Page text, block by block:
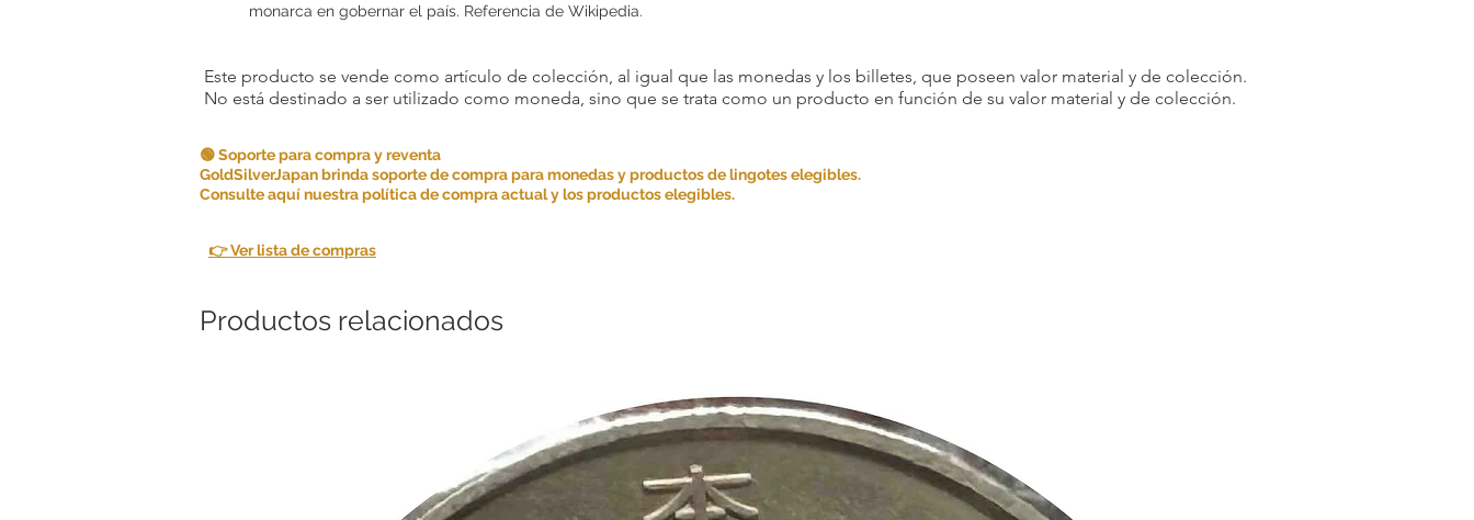
monarca en gobernar el país. Referencia de Wikipedia.
decisión.
Agradecemos su comprensión y cooperación. Su
Este producto se vende como artículo de colección, al igual que las monedas y los billetes, que poseen valor material y de colección.
No está destinado a ser utilizado como moneda, sino que se trata como un producto en función de su valor material y de colección.
🟢 Soporte para compra y reventa
GoldSilverJapan brinda soporte de compra para monedas y productos de lingotes elegibles.
Consulte aquí nuestra política de compra actual y los productos elegibles.
👉 Ver lista de compras
Productos relacionados